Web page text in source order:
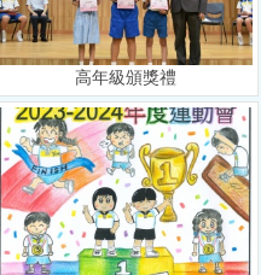
高年級頒獎禮